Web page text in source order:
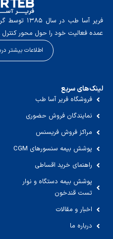
فریر آسا
عمده فعالیت خود را حول محور
اطلاعات بیشتر
لینک‌های سریع
فروشگاه فریر آسا طب
نمایندگان فروش حضوری
مراکز فروش فریسنس
پوشش بیمه سنسورهای CGM
راهنمای خرید اقساطی
پوشش بیمه دستگاه و نوار
تست قندخون
اخبار و مقالات
درباره ما